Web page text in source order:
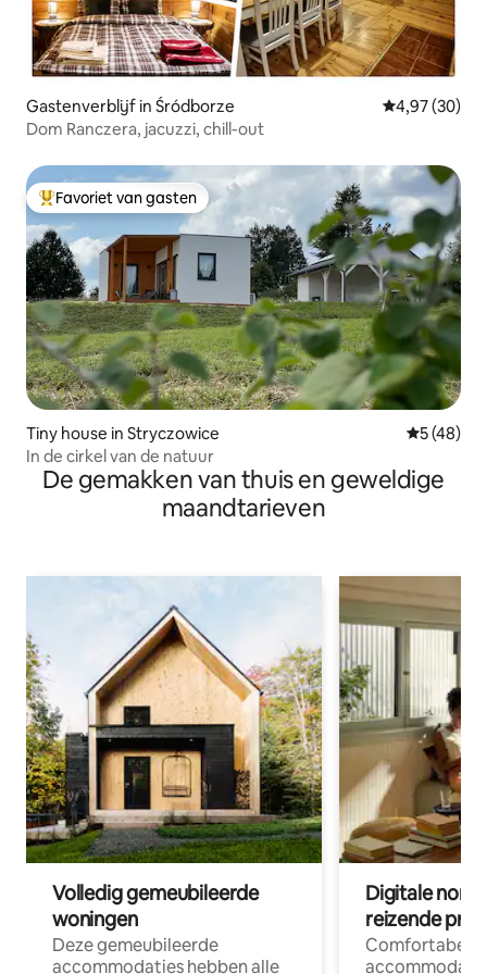
Gastenverblijf in Śródborze Gemiddelde
4,97 (30)
Dom Ranczera, jacuzzi, chill-out
Topfavoriet van gasten
Favoriet van gasten
Tiny house in Stryczowice
5 (48)
In de cirkel van de natuur
De gemakken van thuis en geweldige
maandtarieven
Volledig gemeubileerde
woningen
Deze gemeubileerde
accommodaties hebben alle
Digitale
reizende
Comfortabele